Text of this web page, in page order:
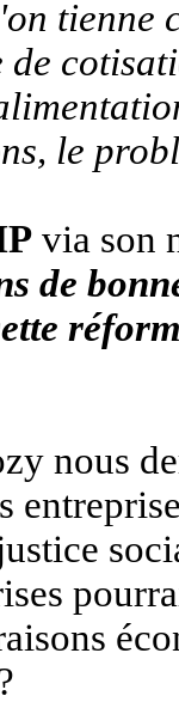
tienne
de
le
via son
de
nous